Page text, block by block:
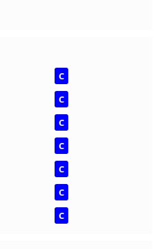
C
C
C
C
C
C
C